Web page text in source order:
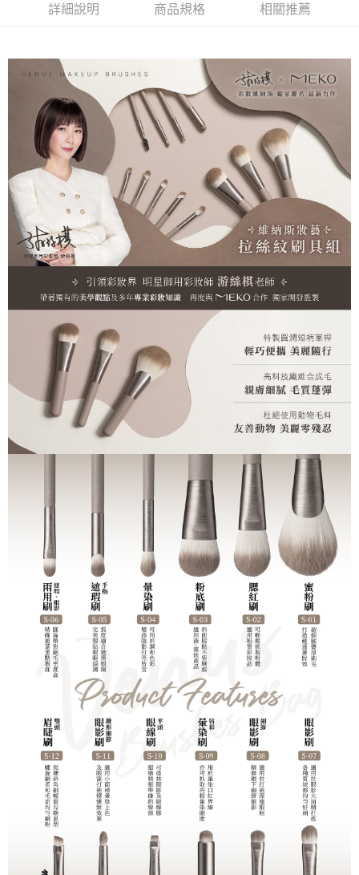
便利好安心！
３．安心：先確認商品／服務後，再付款。
【「AFTEE先享後付」結帳流程】
１．於結帳方式選擇「AFTEE先享後付」後，將跳轉至「AFTEE先享後付」
結帳頁面，進行簡訊認證並確認金額後，即可完成結帳。
２．訂單成立數日內，您將收到繳費通知簡訊。
３．收到繳費通知簡訊後14天內，點擊此簡訊中的連結，可透過四大超商／
ATM／網路銀行／等多元方式進行付款，方視為交易完成。
※ 請注意：結帳手續完成當下不需立刻繳費，但若您需要取消訂單，請聯絡
購買商品的店家。未經商家同意取消之訂單仍視為有效，需透過AFTEE先享
後付繳納相關費用。
※ 交易是否成功請以「AFTEE先享後付 」之結帳頁面顯示為準，若有關於
是否繳費成功／繳費後需取消欲退款等相關疑問，請聯繫「AFTEE先享後付
客戶支援中心」https://netprotections.freshdesk.com/support/home
１．透過由恩沛科技股份有限公司提供之「AFTEE先享後付」服務完成之交
易，需依本服務之必要範圍內提供個人資料，並將交易相關給付款項請求債
２．關於個人資料處理事宜，請瀏覽以下網址：
https://aftee.tw/terms/#terms3
３．未成年的使用者請事先徵得法定代理人或監護人之同意方可使用
「AFTEE先享後付」，若未經同意申辦者引起之損失，本公司不負相關責
任。
４．使用「AFTEE先享後付」時，將依據個別帳號之用戶狀況，依本公司即
時審查核予不同之上限額度；若仍有額度不足之情形，本公司將視審查結果
請求用戶進行身份認證。
５．嚴禁一人註冊多個帳號或使用他人資訊註冊。若發現惡意使用之情形，
恩沛科技股份有限公司將有權停止該用戶之使用額度並採取法律行動。
全家取貨付款
每筆NT$65，滿NT$499(含以上)免運費
付款後全家取貨
每筆NT$65，滿NT$499(含以上)免運費
7-11取貨付款
每筆NT$65，滿NT$499(含以上)免運費
付款後7-11取貨
每筆NT$65，滿NT$499(含以上)免運費
宅配
每筆NT$85，滿NT$499(含以上)免運費
每筆NT$120，滿NT$499(含以上)免運費
國家/地區配送 查看運費
詳細說明 商品規格 相關推薦